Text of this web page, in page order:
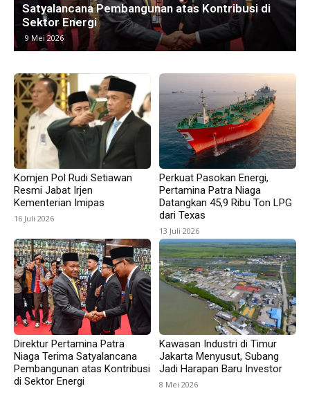
Kawasan Industri di Timur Jakarta Menyusut,
Subang Jadi Harapan Baru Investor
8 Mei 2026
Komjen Pol Rudi Setiawan
Resmi Jabat Irjen
Kementerian Imipas
16 Juli 2026
Perkuat Pasokan Energi,
Pertamina Patra Niaga
Datangkan 45,9 Ribu Ton LPG
dari Texas
13 Juli 2026
Direktur Pertamina Patra
Niaga Terima Satyalancana
Pembangunan atas Kontribusi
di Sektor Energi
Kawasan Industri di Timur
Jakarta Menyusut, Subang
Jadi Harapan Baru Investor
8 Mei 2026